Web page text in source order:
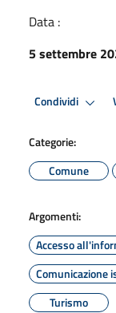
Data :
5 settembre
Condividi
Categorie:
Comune
Argomenti:
Accesso
Comunicazione
Turismo